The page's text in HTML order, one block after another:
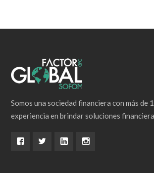
Somos una sociedad financiera con más de
experiencia en brindar soluciones